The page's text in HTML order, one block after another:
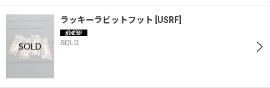
ラッキーラビットフット [USRF]
SOLD